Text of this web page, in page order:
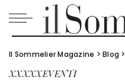
Il Sommelier Magazine >Blog >
XXXXXEVENTI